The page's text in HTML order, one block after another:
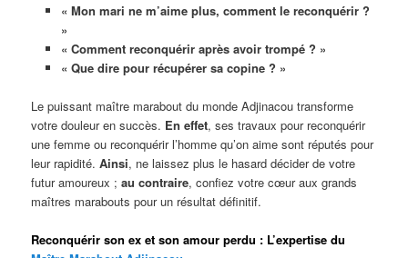
« Mon mari ne m’aime plus, comment le reconquérir ?
»
« Comment reconquérir après avoir trompé ? »
« Que dire pour récupérer sa copine ? »
Le puissant maître marabout du monde Adjinacou transforme
votre douleur en succès. En effet, ses travaux pour reconquérir
une femme ou reconquérir l’homme qu’on aime sont réputés pour
leur rapidité.Ainsi, ne laissez plus le hasard décider de votre
futur amoureux ;au contraire, confiez votre cœur aux grands
maîtres marabouts pour un résultat définitif.
Reconquérir son ex et son amour perdu : L’expertise du